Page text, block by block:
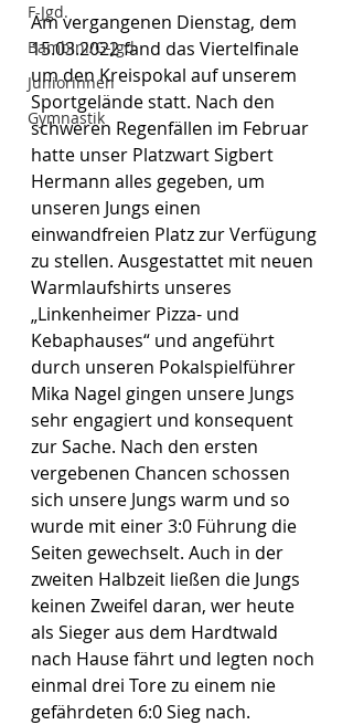
F-Jgd.
Bambini/G-Jgd.
Juniorinnen
Gymnastik
Am vergangenen Dienstag, dem
15.03.2022 fand das Viertelfinale
um den Kreispokal auf unserem
Sportgelände statt. Nach den
schweren Regenfällen im Februar
hatte unser Platzwart Sigbert
Hermann alles gegeben, um
unseren Jungs einen
einwandfreien Platz zur Verfügung
zu stellen. Ausgestattet mit neuen
Warmlaufshirts unseres
„Linkenheimer Pizza- und
Kebaphauses“ und angeführt
durch unseren Pokalspielführer
Mika Nagel gingen unsere Jungs
sehr engagiert und konsequent
zur Sache. Nach den ersten
vergebenen Chancen schossen
sich unsere Jungs warm und so
wurde mit einer 3:0 Führung die
Seiten gewechselt. Auch in der
zweiten Halbzeit ließen die Jungs
keinen Zweifel daran, wer heute
als Sieger aus dem Hardtwald
nach Hause fährt und legten noch
einmal drei Tore zu einem nie
gefährdeten 6:0 Sieg nach.